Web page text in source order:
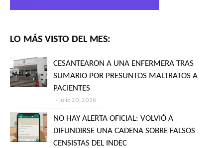
LO MÁS VISTO DEL MES:
CESANTEARON A UNA ENFERMERA TRAS
SUMARIO POR PRESUNTOS MALTRATOS A
PACIENTES
julio 20, 2026
NO HAY ALERTA OFICIAL: VOLVIÓ A
DIFUNDIRSE UNA CADENA SOBRE FALSOS
CENSISTAS DEL INDEC